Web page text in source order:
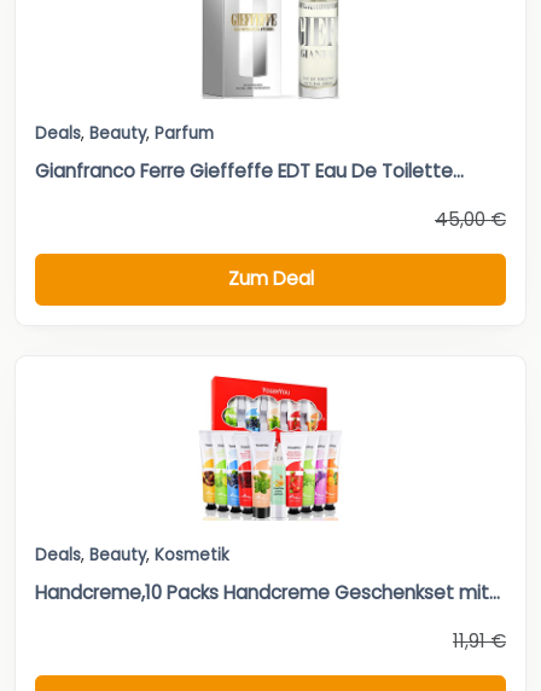
Deals, Beauty, Parfum
Gianfranco Ferre Gieffeffe EDT Eau De Toilette...
45,00 €
Zum Deal
Deals, Beauty, Kosmetik
Handcreme,10 Packs Handcreme Geschenkset mit...
11,91 €